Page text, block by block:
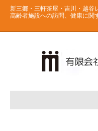
新三郷・三軒茶屋・吉川・越谷
高齢者施設への訪問、健康に関